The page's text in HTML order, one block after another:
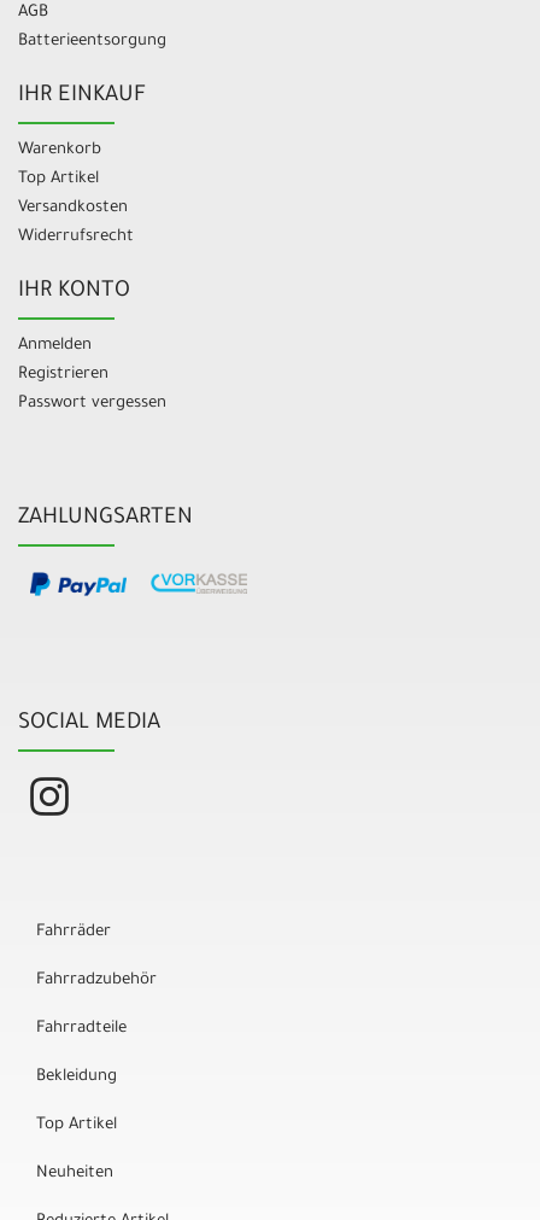
AGB
Batterieentsorgung
IHR EINKAUF
Warenkorb
Top Artikel
Versandkosten
Widerrufsrecht
IHR KONTO
Anmelden
Registrieren
Passwort vergessen
ZAHLUNGSARTEN
SOCIAL MEDIA
Fahrräder
Fahrradzubehör
Fahrradteile
Bekleidung
Top Artikel
Neuheiten